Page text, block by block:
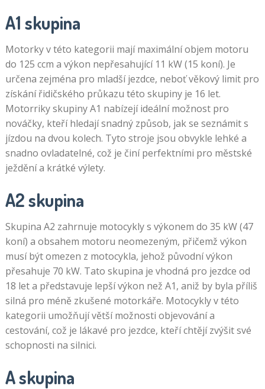
A1 skupina
Motorky v této kategorii mají maximální objem motoru
do 125 ccm a výkon nepřesahující 11 kW (15 koní). Je
určena zejména pro mladší jezdce, neboť věkový limit pro
získání řidičského průkazu této skupiny je 16 let.
Motorriky skupiny A1 nabízejí ideální možnost pro
nováčky, kteří hledají snadný způsob, jak se seznámit s
jízdou na dvou kolech. Tyto stroje jsou obvykle lehké a
snadno ovladatelné, což je činí perfektními pro městské
ježdění a krátké výlety.
A2 skupina
Skupina A2 zahrnuje motocykly s výkonem do 35 kW (47
koní) a obsahem motoru neomezeným, přičemž výkon
musí být omezen z motocykla, jehož původní výkon
přesahuje 70 kW. Tato skupina je vhodná pro jezdce od
18 let a představuje lepší výkon než A1, aniž by byla příliš
silná pro méně zkušené motorkáře. Motocykly v této
kategorii umožňují větší možnosti objevování a
cestování, což je lákavé pro jezdce, kteří chtějí zvýšit své
schopnosti na silnici.
A skupina